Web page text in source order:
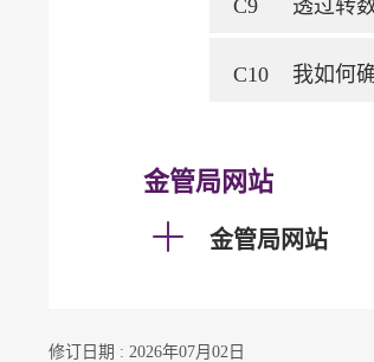
C9 透过转
C10 我如何
金管局网站
金管局网站
修订日期 : 2026年07月02日